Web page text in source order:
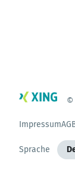
©
Impressum
Sprache